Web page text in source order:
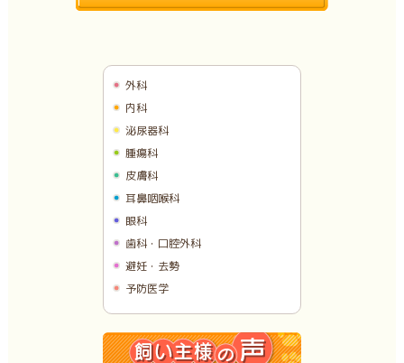
外科
内科
泌尿器科
腫瘍科
皮膚科
耳鼻咽喉科
眼科
歯科・口腔外科
避妊・去勢
予防医学